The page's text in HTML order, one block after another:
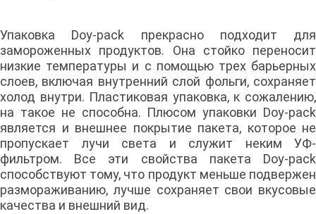
Упаковка Doy-pack прекрасно подходит для
замороженных продуктов. Она стойко переносит
низкие температуры и с помощью трех барьерных
слоев, включая внутренний слой фольги, сохраняет
холод внутри. Пластиковая упаковка, к сожалению,
на такое не способна. Плюсом упаковки Doy-pack
является и внешнее покрытие пакета, которое не
пропускает лучи света и служит неким УФ-
фильтром. Все эти свойства пакета Doy-pack
способствуют тому, что продукт меньше подвержен
размораживанию, лучше сохраняет свои вкусовые
качества и внешний вид.